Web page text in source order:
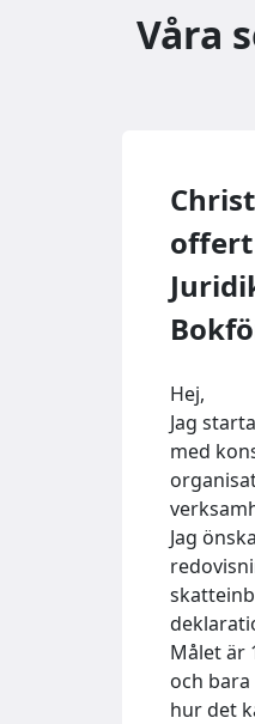
Våra
Hej,
Jag
med
Jag
Målet är
och
hur det